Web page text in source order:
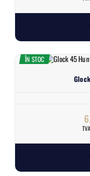
ÎN STOC